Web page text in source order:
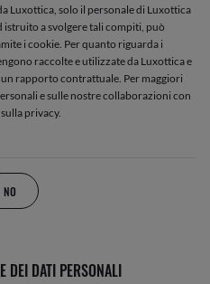
Luxottica, solo il personale di Luxottica
a svolgere tali compiti, può
i cookie. Per quanto riguarda i
raccolte e utilizzate da Luxottica e
rapporto contrattuale. Per maggiori
e sulle nostre collaborazioni con
privacy.
NO
DEI DATI PERSONALI